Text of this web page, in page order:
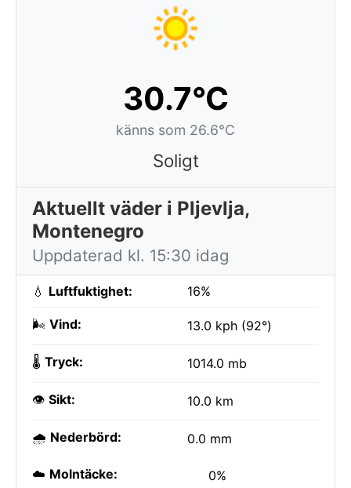
30.7°C
känns som 26.6°C
Soligt
Aktuellt väder i Pljevlja,
Montenegro
Uppdaterad kl. 15:30 idag
💧 Luftfuktighet: 16%
🌬️ Vind: 13.0 kph (92°)
🌡️ Tryck: 1014.0 mb
👁️ Sikt: 10.0 km
🌧️ Nederbörd: 0.0 mm
☁️ Molntäcke: 0%